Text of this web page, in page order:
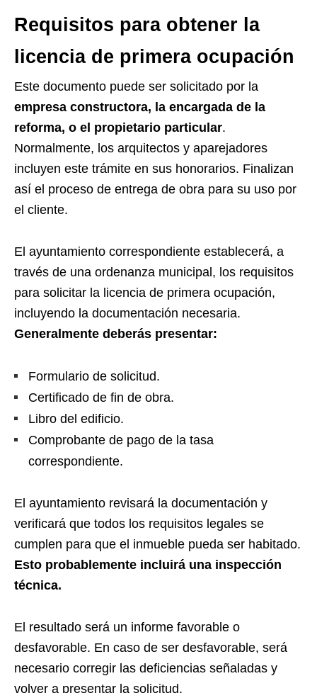
Requisitos para obtener la
licencia de primera ocupación
Este documento puede ser solicitado por la
empresa constructora, la encargada de la
reforma, o el propietario particular.
Normalmente, los arquitectos y aparejadores
incluyen este trámite en sus honorarios. Finalizan
así el proceso de entrega de obra para su uso por
el cliente.
El ayuntamiento correspondiente establecerá, a
través de una ordenanza municipal, los requisitos
para solicitar la licencia de primera ocupación,
incluyendo la documentación necesaria.
Generalmente deberás presentar:
Formulario de solicitud.
Certificado de fin de obra.
Libro del edificio.
Comprobante de pago de la tasa
correspondiente.
El ayuntamiento revisará la documentación y
verificará que todos los requisitos legales se
cumplen para que el inmueble pueda ser habitado.
Esto probablemente incluirá una inspección
técnica.
El resultado será un informe favorable o
desfavorable. En caso de ser desfavorable, será
necesario corregir las deficiencias señaladas y
volver a presentar la solicitud.